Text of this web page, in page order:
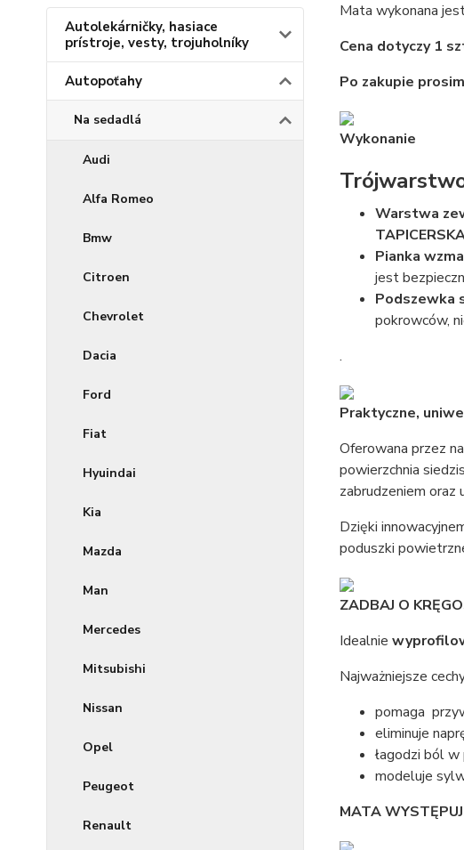
Autolekárničky, hasiace
prístroje, vesty, trojuholníky
Autopoťahy
Na sedadlá
Audi
Alfa Romeo
Bmw
Citroen
Chevrolet
Dacia
Ford
Fiat
Hyuindai
Kia
Mazda
Man
Mercedes
Mitsubishi
Nissan
Opel
Peugeot
Renault
Mata wykonana
Cena dotyczy 1
Po zakupie
Wykonanie
Warstwa
Pianka
jest
Podszewka
pokrowców,
.
Praktyczne,
Oferowana przez
powierzchnia
zabrudzeniem oraz
Dzięki
poduszki
ZADBAJ O
Idealnie
Najważniejsze
pomaga
eliminuje
łagodzi ból
modeluje
MATA